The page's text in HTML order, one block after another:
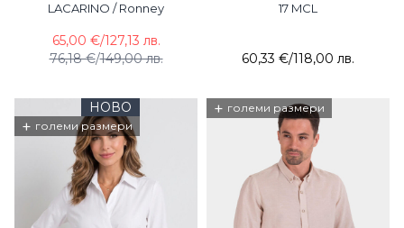
LACARINO / Ronney
76,18 €/149,00 лв.
65,00 €/127,13 лв.
17 MCL
60,33 €/118,00 лв.
НОВО
+ големи размери
+ големи размери